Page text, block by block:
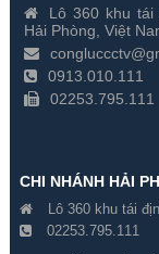
Lô 360 khu
Hải Phòng, Việt
0913.010.111
02253.795.111
CHI NHÁNH HẢI
Lô 360 khu tái
02253.795.111